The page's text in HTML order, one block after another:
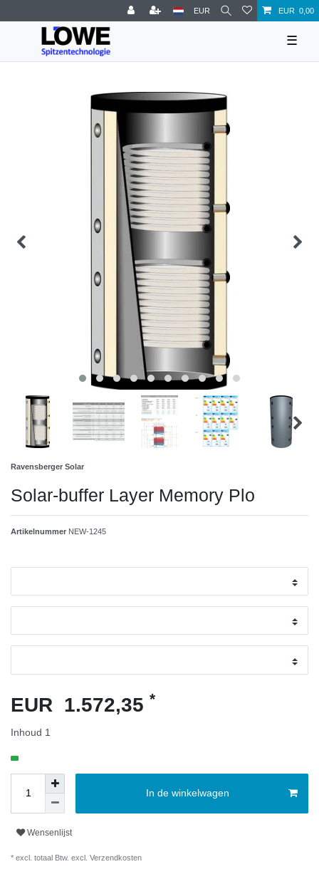
EUR EUR 0,00
☰
Ravensberger Solar
Solar-buffer Layer Memory Plo
Artikelnummer NEW-1245
EUR 1.572,35 *
Inhoud 1
In de winkelwagen
Wensenlijst
* excl. totaal Btw. excl. Verzendkosten